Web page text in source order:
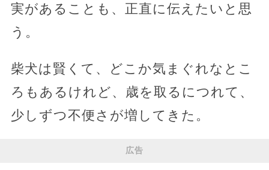
実があることも、正直に伝えたいと思
う。
柴犬は賢くて、どこか気まぐれなとこ
ろもあるけれど、歳を取るにつれて、
少しずつ不便さが増してきた。
広告